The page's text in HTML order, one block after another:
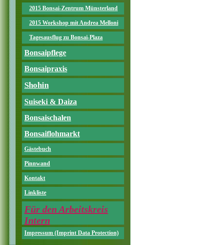
2015 Bonsai-Zentrum Münsterland
2015 Workshop mit Andrea Melloni
Tagesausflug zu Bonsai-Plaza
Bonsaipflege
Bonsaipraxis
Shohin
Suiseki & Daiza
Bonsaischalen
Bonsaiflohmarkt
Gästebuch
Pinnwand
Kontakt
Linkliste
Für den Arbeitskreis
Intern
Impressum (Imprint Data Protection)